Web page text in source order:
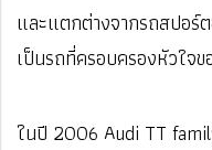
และแตกต่างจากรถสปอร์
เป็นรถที่ครอบครองหัวใจ
ในปี 2006 Audi TT